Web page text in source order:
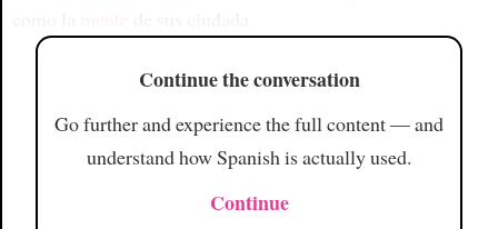
Continue the conversation
Go further and experience the full content — and
understand how Spanish is actually used.
Continue